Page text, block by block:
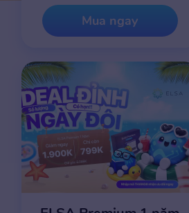
Mua ngay